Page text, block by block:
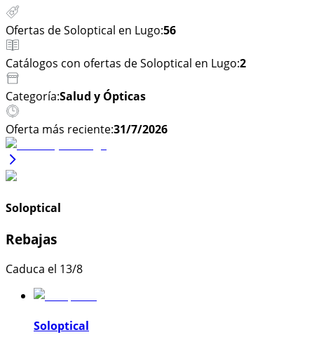
Ofertas de Soloptical en Lugo:56
Catálogos con ofertas de Soloptical en Lugo:2
Categoría:Salud y Ópticas
Oferta más reciente:31/7/2026
Soloptical
Rebajas
Caduca el 13/8
Soloptical